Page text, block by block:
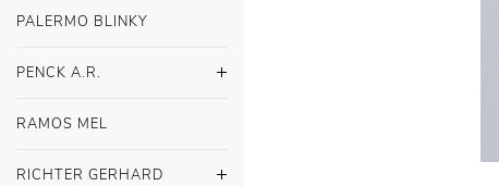
PALERMO BLINKY
PENCK A.R.
RAMOS MEL
RICHTER GERHARD